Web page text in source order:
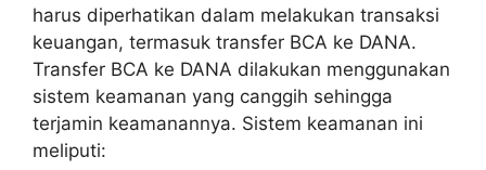
harus diperhatikan dalam melakukan transaksi
keuangan, termasuk transfer BCA ke DANA.
Transfer BCA ke DANA dilakukan menggunakan
sistem keamanan yang canggih sehingga
terjamin keamanannya. Sistem keamanan ini
meliputi: